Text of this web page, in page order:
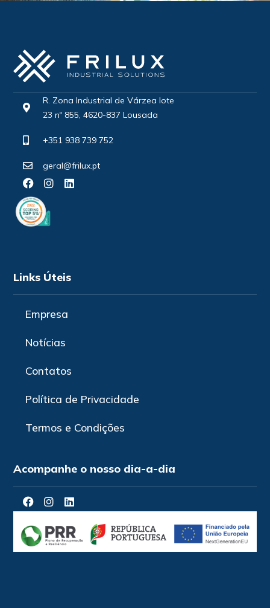
R. Zona Industrial de Várzea lote
23 nº 855, 4620-837 Lousada
+351 938 739 752
geral@frilux.pt
Links Úteis
Empresa
Notícias
Contatos
Política de Privacidade
Termos e Condições
Acompanhe o nosso dia-a-dia